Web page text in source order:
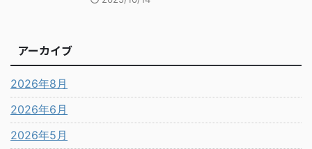
アーカイブ
2026年8月
2026年6月
2026年5月